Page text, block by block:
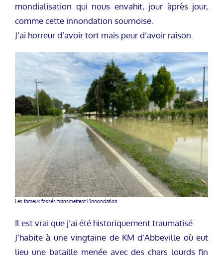
mondialisation qui nous envahit, jour àprès jour,
comme cette innondation sournoise.
J’ai horreur d’avoir tort mais peur d’avoir raison.
Les fameux fossés transmettent l’innondation.
Il est vrai que j’ai été historiquement traumatisé.
J’habite à une vingtaine de KM d’Abbeville où eut
lieu une bataille menée avec des chars lourds fin